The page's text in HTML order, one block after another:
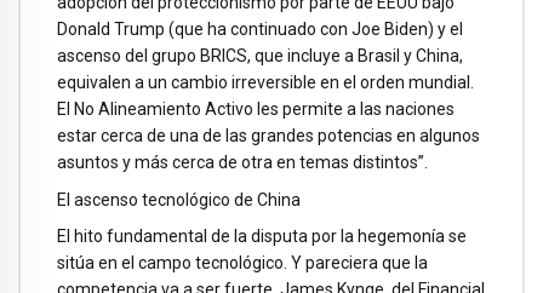
Donald Trump (que ha continuado con Joe Biden) y el
ascenso del grupo BRICS, que incluye a Brasil y China,
equivalen a un cambio irreversible en el orden mundial.
El No Alineamiento Activo les permite a las naciones
estar cerca de una de las grandes potencias en algunos
asuntos y más cerca de otra en temas distintos”.
El ascenso tecnológico de China
El hito fundamental de la disputa por la hegemonía se
sitúa en el campo tecnológico. Y pareciera que la